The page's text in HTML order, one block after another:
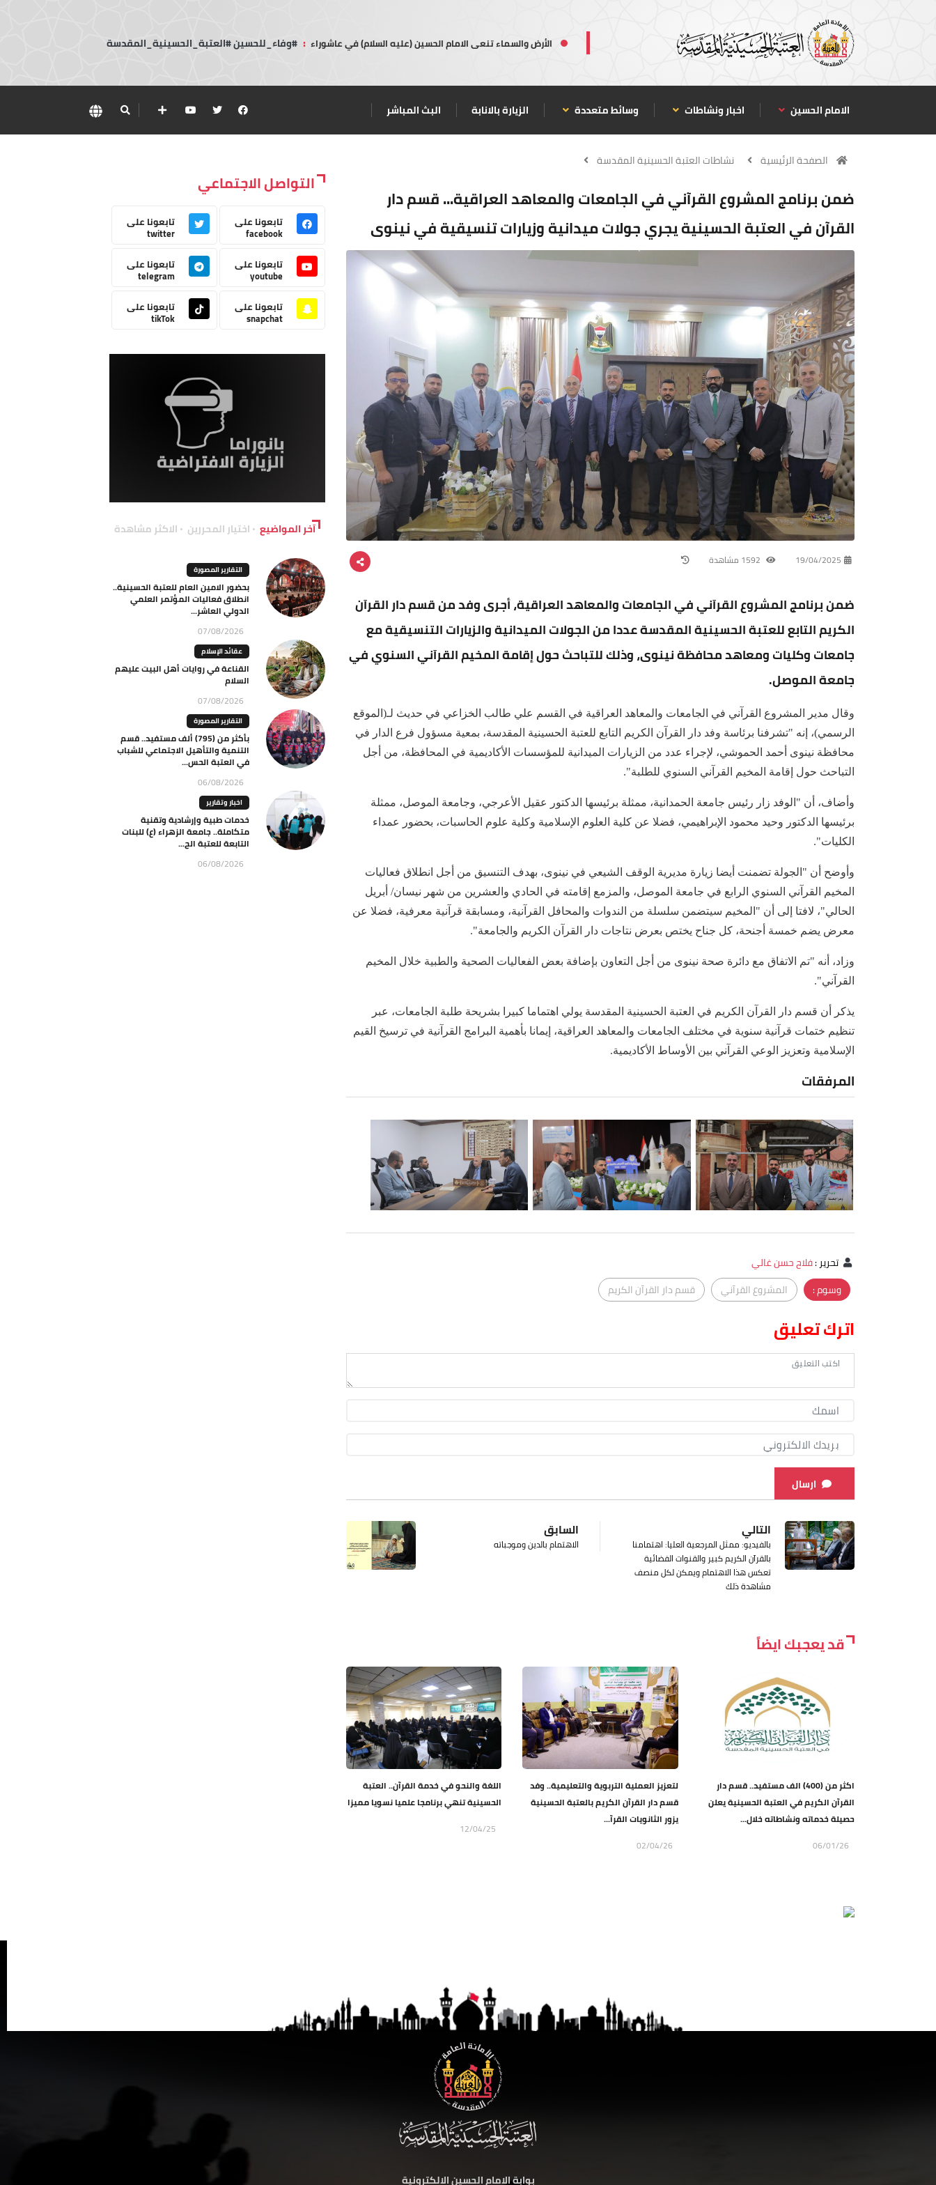
الأرض والسماء تنعى الامام الحسين (عليه السلام) في عاشوراء : #وفاء_للحسين #العتبة_الحسينية_المقدسة
الامام الحسين اخبار ونشاطات وسائط متعددة الزيارة بالانابة البث المباشر
الصفحة الرئيسية نشاطات العتبة الحسينية المقدسة
ضمن برنامج المشروع القرآني في الجامعات والمعاهد العراقية... قسم دار
القرآن في العتبة الحسينية يجري جولات ميدانية وزيارات تنسيقية في نينوى
19/04/2025
ضمن برنامج المشروع القرآني في الجامعات والمعاهد العراقية، أجرى وفد من قسم دار القرآن
الكريم التابع للعتبة الحسينية المقدسة عددا من الجولات الميدانية والزيارات التنسيقية مع
جامعات وكليات ومعاهد محافظة نينوى، وذلك للتباحث حول إقامة المخيم القرآني السنوي في
جامعة الموصل.
وقال مدير المشروع القرآني في الجامعات والمعاهد العراقية في القسم علي طالب الخزاعي في حديث لـ(الموقع
الرسمي)، إنه "تشرفنا برئاسة وفد دار القرآن الكريم التابع للعتبة الحسينية المقدسة، بمعية مسؤول فرع الدار في
محافظة نينوى أحمد الحموشي، لإجراء عدد من الزيارات الميدانية للمؤسسات الأكاديمية في المحافظة، من أجل
التباحث حول إقامة المخيم القرآني السنوي للطلبة".
وأضاف، أن "الوفد زار رئيس جامعة الحمدانية، ممثلة برئيسها الدكتور عقيل الأعرجي، وجامعة الموصل، ممثلة
برئيسها الدكتور وحيد محمود الإبراهيمي، فضلا عن كلية العلوم الإسلامية وكلية علوم الحاسبات، بحضور عمداء
الكليات".
وأوضح أن "الجولة تضمنت أيضا زيارة مديرية الوقف الشيعي في نينوى، بهدف التنسيق من أجل انطلاق فعاليات
المخيم القرآني السنوي الرابع في جامعة الموصل، والمزمع إقامته في الحادي والعشرين من شهر نيسان/ أبريل
الحالي"، لافتا إلى أن "المخيم سيتضمن سلسلة من الندوات والمحافل القرآنية، ومسابقة قرآنية معرفية، فضلا عن
معرض يضم خمسة أجنحة، كل جناح يختص بعرض نتاجات دار القرآن الكريم والجامعة".
وزاد، أنه "تم الاتفاق مع دائرة صحة نينوى من أجل التعاون بإضافة بعض الفعاليات الصحية والطبية خلال المخيم
القرآني".
يذكر أن قسم دار القرآن الكريم في العتبة الحسينية المقدسة يولي اهتماما كبيرا بشريحة طلبة الجامعات، عبر
تنظيم ختمات قرآنية سنوية في مختلف الجامعات والمعاهد العراقية، إيمانا بأهمية البرامج القرآنية في ترسيخ القيم
الإسلامية وتعزيز الوعي القرآني بين الأوساط الأكاديمية.
المرفقات
تحرير:فلاح حسن غالي
وسوم :
المشروع القرآني قسم دار القرآن الكريم
اترك تعليق
ارسال
السابق
الاهتمام بالدين وموجباته
التالي
بالفيديو: ممثل المرجعية العليا: اهتمامنا
بالقرآن الكريم كبير والقنوات الفضائية
تعكس هذا الاهتمام ويمكن لكل منصف
مشاهدة ذلك
قد يعجبك ايضاً
اكثر من (400) الف مستفيد.. قسم دار
القرآن الكريم في العتبة الحسينية يعلن
حصيلة خدماته ونشاطاته خلال...
06/01/26
لتعزيز العملية التربوية والتعليمية.. وفد
قسم دار القرآن الكريم بالعتبة الحسينية
يزور الثانويات القرآ...
02/04/26
اللغة والنحو في خدمة القرآن.. العتبة
الحسينية تنهي برنامجا علميا نسويا مميزا
12/04/25
التواصل الاجتماعي
تابعونا على
facebook
تابعونا على
twitter
تابعونا على
youtube
تابعونا على
telegram
تابعونا على
snapchat
تابعونا على
tikTok
آخر المواضيع اختيار المحررين الاكثر مشاهدة
التقارير المصورة
بحضور الامين العام للعتبة الحسينية..
انطلاق فعاليات المؤتمر العلمي
الدولي العاشر...
07/08/2026
عقائد الإسلام
القناعة في روايات أهل البيت عليهم
السلام
07/08/2026
التقارير المصورة
بأكثر من (795) ألف مستفيد.. قسم
التنمية والتأهيل الاجتماعي للشباب
في العتبة الحس...
06/08/2026
اخبار وتقارير
خدمات طبية وإرشادية وتقنية
متكاملة.. جامعة الزهراء (ع) للبنات
التابعة للعتبة الح...
06/08/2026
بوابة الامام الحسين الالكترونية